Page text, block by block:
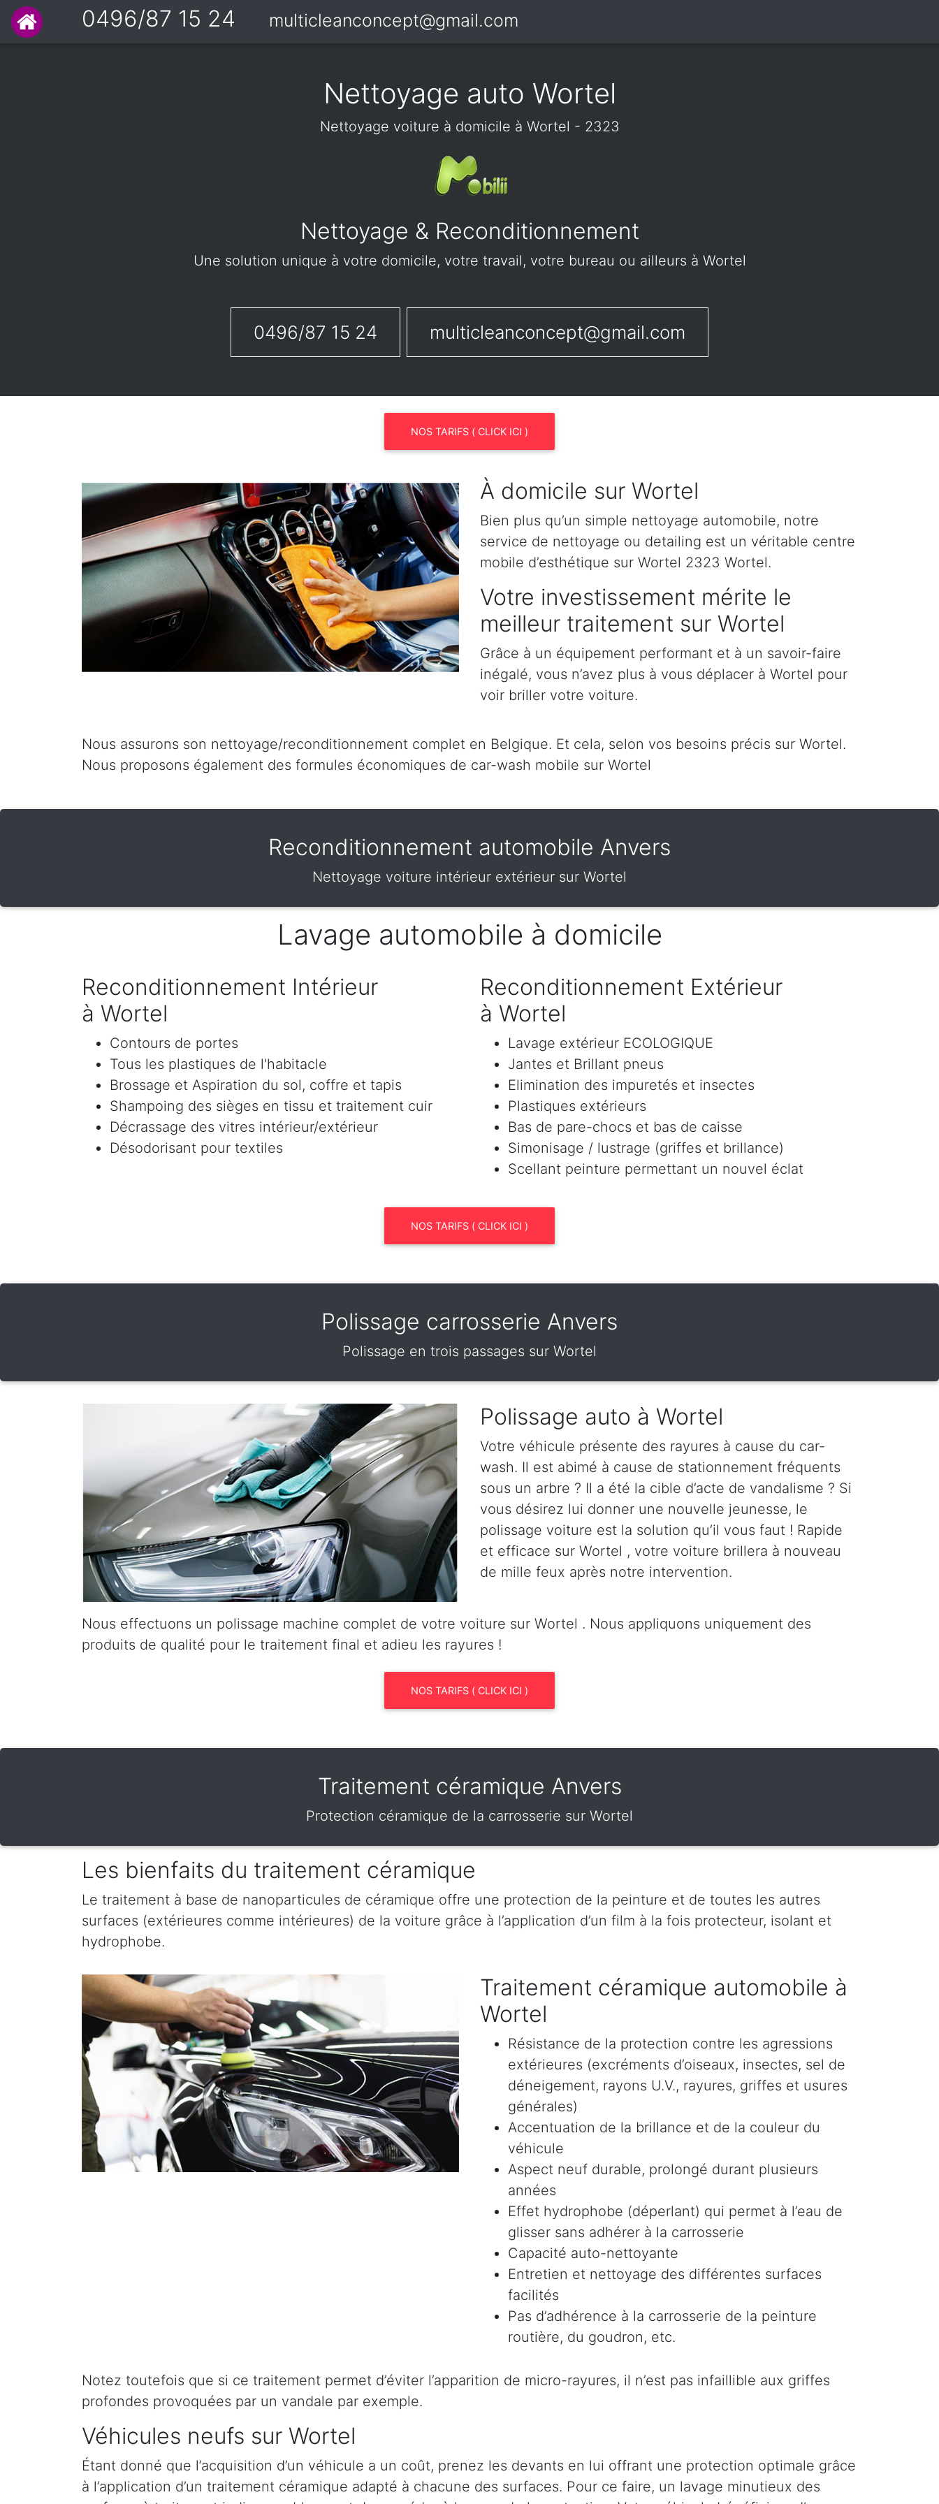
0496/87 15 24 multicleanconcept@gmail.com
Nettoyage auto Wortel
Nettoyage voiture à domicile à Wortel - 2323
Nettoyage & Reconditionnement
Une solution unique à votre domicile, votre travail, votre bureau ou ailleurs à Wortel
0496/87 15 24 multicleanconcept@gmail.com
NOS TARIFS ( CLICK ICI )
À domicile sur Wortel
Bien plus qu’un simple nettoyage automobile, notre
service de nettoyage ou detailing est un véritable centre
mobile d’esthétique sur Wortel 2323 Wortel.
Votre investissement mérite le
meilleur traitement sur Wortel
Grâce à un équipement performant et à un savoir-faire
inégalé, vous n’avez plus à vous déplacer à Wortel pour
voir briller votre voiture.
Nous assurons son nettoyage/reconditionnement complet en Belgique. Et cela, selon vos besoins précis sur Wortel.
Nous proposons également des formules économiques de car-wash mobile sur Wortel
Reconditionnement automobile Anvers
Nettoyage voiture intérieur extérieur sur Wortel
Lavage automobile à domicile
Reconditionnement Intérieur
à Wortel
Contours de portes
Tous les plastiques de l'habitacle
Brossage et Aspiration du sol, coffre et tapis
Shampoing des sièges en tissu et traitement cuir
Décrassage des vitres intérieur/extérieur
Désodorisant pour textiles
Reconditionnement Extérieur
à Wortel
Lavage extérieur ECOLOGIQUE
Jantes et Brillant pneus
Elimination des impuretés et insectes
Plastiques extérieurs
Bas de pare-chocs et bas de caisse
Simonisage / lustrage (griffes et brillance)
Scellant peinture permettant un nouvel éclat
NOS TARIFS ( CLICK ICI )
Polissage carrosserie Anvers
Polissage en trois passages sur Wortel
Polissage auto à Wortel
Votre véhicule présente des rayures à cause du car-
wash. Il est abimé à cause de stationnement fréquents
sous un arbre ? Il a été la cible d’acte de vandalisme ? Si
vous désirez lui donner une nouvelle jeunesse, le
polissage voiture est la solution qu’il vous faut ! Rapide
et efficace sur Wortel , votre voiture brillera à nouveau
de mille feux après notre intervention.
Nous effectuons un polissage machine complet de votre voiture sur Wortel . Nous appliquons uniquement des
produits de qualité pour le traitement final et adieu les rayures !
NOS TARIFS ( CLICK ICI )
Traitement céramique Anvers
Protection céramique de la carrosserie sur Wortel
Les bienfaits du traitement céramique
Le traitement à base de nanoparticules de céramique offre une protection de la peinture et de toutes les autres
surfaces (extérieures comme intérieures) de la voiture grâce à l’application d’un film à la fois protecteur, isolant et
hydrophobe.
Traitement céramique automobile à
Wortel
Résistance de la protection contre les agressions
extérieures (excréments d’oiseaux, insectes, sel de
déneigement, rayons U.V., rayures, griffes et usures
générales)
Accentuation de la brillance et de la couleur du
véhicule
Aspect neuf durable, prolongé durant plusieurs
années
Effet hydrophobe (déperlant) qui permet à l’eau de
glisser sans adhérer à la carrosserie
Capacité auto-nettoyante
Entretien et nettoyage des différentes surfaces
facilités
Pas d’adhérence à la carrosserie de la peinture
routière, du goudron, etc.
Notez toutefois que si ce traitement permet d’éviter l’apparition de micro-rayures, il n’est pas infaillible aux griffes
profondes provoquées par un vandale par exemple.
Véhicules neufs sur Wortel
Étant donné que l’acquisition d’un véhicule a un coût, prenez les devants en lui offrant une protection optimale grâce
à l’application d’un traitement céramique adapté à chacune des surfaces. Pour ce faire, un lavage minutieux des